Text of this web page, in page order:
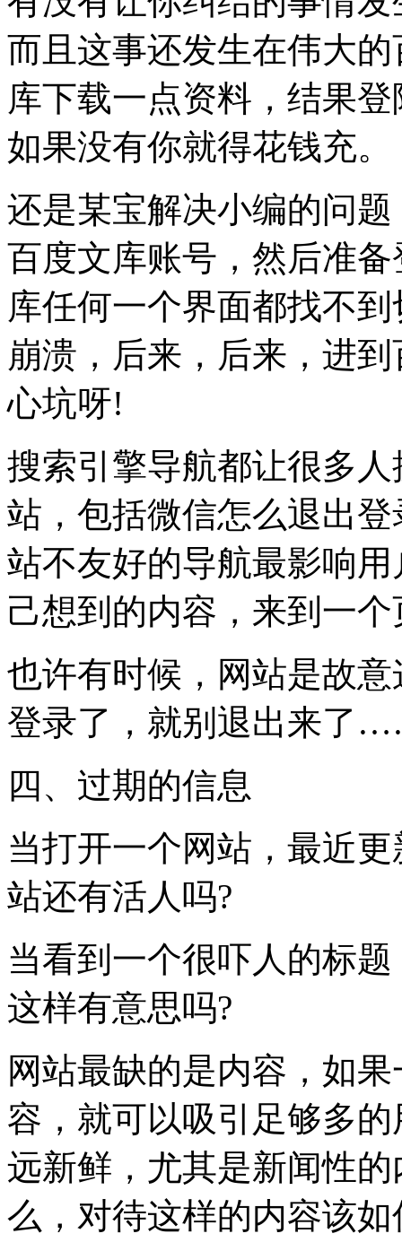
而且这事还发生在伟大
库下载一点资料，结果
如果没有你就得花钱充。
还是某宝解决小编的问
百度文库账号，然后准
库任何一个界面都找不
崩溃，后来，后来，进
心坑呀!
搜索引擎导航都让很多
站，包括微信怎么退出
站不友好的导航最影响
己想到的内容，来到一
也许有时候，网站是故
登录了，就别退出来了
四、过期的信息
当打开一个网站，最近
站还有活人吗?
当看到一个很吓人的标
这样有意思吗?
网站最缺的是内容，如
容，就可以吸引足够多
远新鲜，尤其是新闻性
么，对待这样的内容该